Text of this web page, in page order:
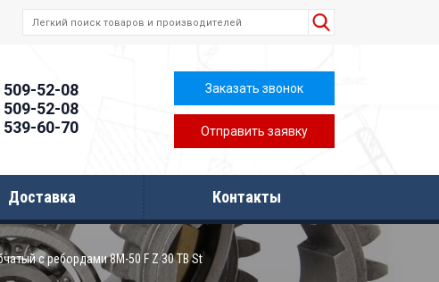
509-52-08
509-52-08
539-60-70
Заказать звонок
Отправить заявку
Доставка Контакты
с ребордами 8M-50 F Z 30 TB St